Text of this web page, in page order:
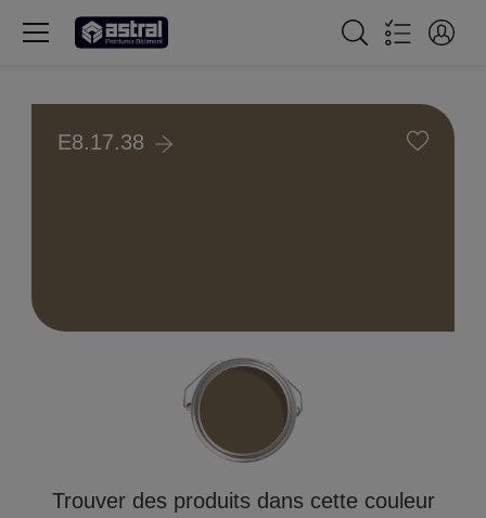
E8.17.38
Trouver des produits dans cette couleur